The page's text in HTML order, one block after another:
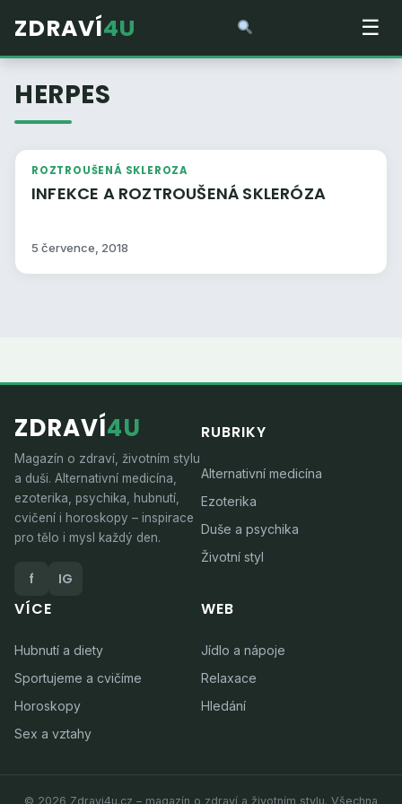
ZDRAVÍ4U ☰
HERPES
ROZTROUŠENÁ SKLEROZA
INFEKCE A ROZTROUŠENÁ SKLERÓZA
5 července, 2018
ZDRAVÍ4U
Magazín o zdraví, životním stylu
a duši. Alternativní medicína,
ezoterika, psychika, hubnutí,
cvičení i horoskopy – inspirace
pro tělo i mysl každý den.
f IG
RUBRIKY
Alternativní medicína
Ezoterika
Duše a psychika
Životní styl
VÍCE
Hubnutí a diety
Sportujeme a cvičíme
Horoskopy
Sex a vztahy
WEB
Jídlo a nápoje
Relaxace
Hledání
© 2026 Zdravi4u.cz – magazín o zdraví a životním stylu. Všechna